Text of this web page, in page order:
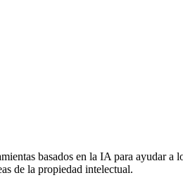
basados en la IA para ayudar a
de la propiedad intelectual.